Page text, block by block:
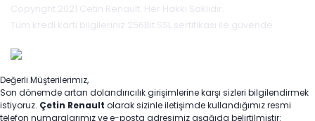
Copyright 2021 Cetin Renault. Her Hakkı Saklıdır.
Tüm kredi kartı bilgileriniz 256Bit SSL sertifikası ile güvende.
Değerli Müşterilerimiz,
Son dönemde artan dolandırıcılık girişimlerine karşı sizleri bilgilendirmek
istiyoruz. Çetin Renault olarak sizinle iletişimde kullandığımız resmi
telefon numaralarımız ve e-posta adresimiz aşağıda belirtilmiştir: